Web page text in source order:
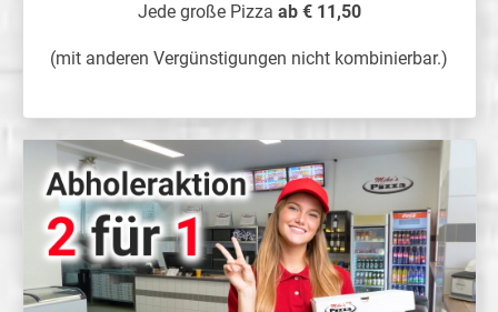
Jede große Pizza ab € 11,50
(mit anderen Vergünstigungen nicht kombinierbar.)